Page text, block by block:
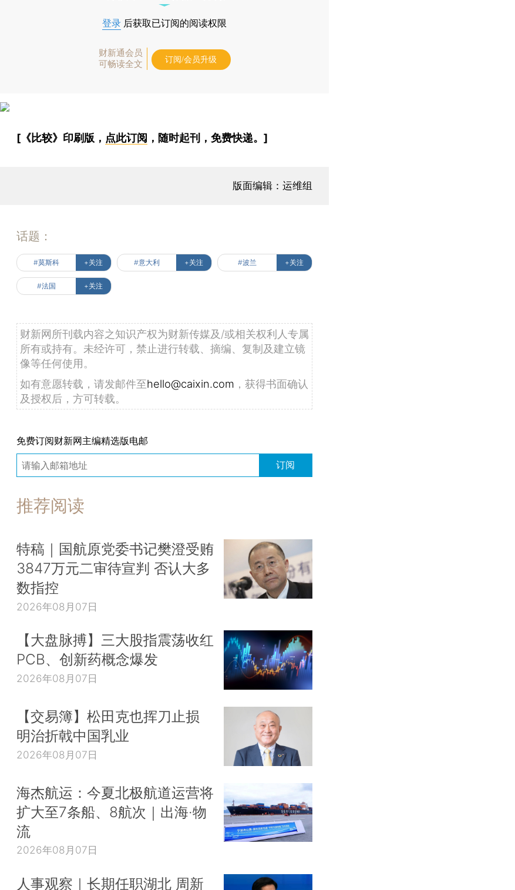
登录 后获取已订阅的阅读权限
财新通会员
可畅读全文
订阅/会员升级
[《比较》印刷版， 点此订阅 ，随时起刊，免费快递。]
版面编辑：运维组
话题：
#莫斯科 +关注 #意大利 +关注 #波兰 +关注
#法国 +关注
财新网所刊载内容之知识产权为财新传媒及/或相关权利人专属
所有或持有。未经许可，禁止进行转载、摘编、复制及建立镜
像等任何使用。
如有意愿转载，请发邮件至hello@caixin.com ，获得书面确认
及授权后，方可转载。
免费订阅财新网主编精选版电邮
订阅
推荐阅读
特稿｜国航原党委书记樊澄受贿
3847万元二审待宣判 否认大多
数指控
2026年08月07日
【大盘脉搏】三大股指震荡收红
PCB、创新药概念爆发
2026年08月07日
【交易簿】松田克也挥刀止损
明治折戟中国乳业
2026年08月07日
海杰航运：今夏北极航道运营将
扩大至7条船、8航次｜出海·物
流
2026年08月07日
人事观察｜长期任职湖北 周新